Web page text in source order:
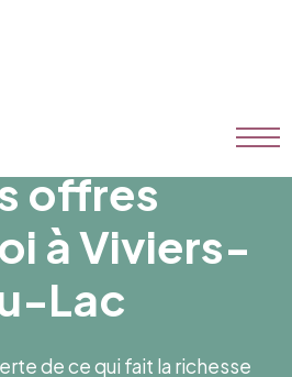
offres
à Viviers-
Lac
de ce qui fait la richesse